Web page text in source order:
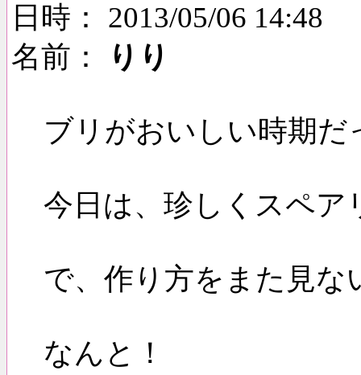
日時： 2013/05/06 14:48
名前：
りり
ブリがおいしい時期
今日は、珍しくスペ
で、作り方をまた見
なんと！